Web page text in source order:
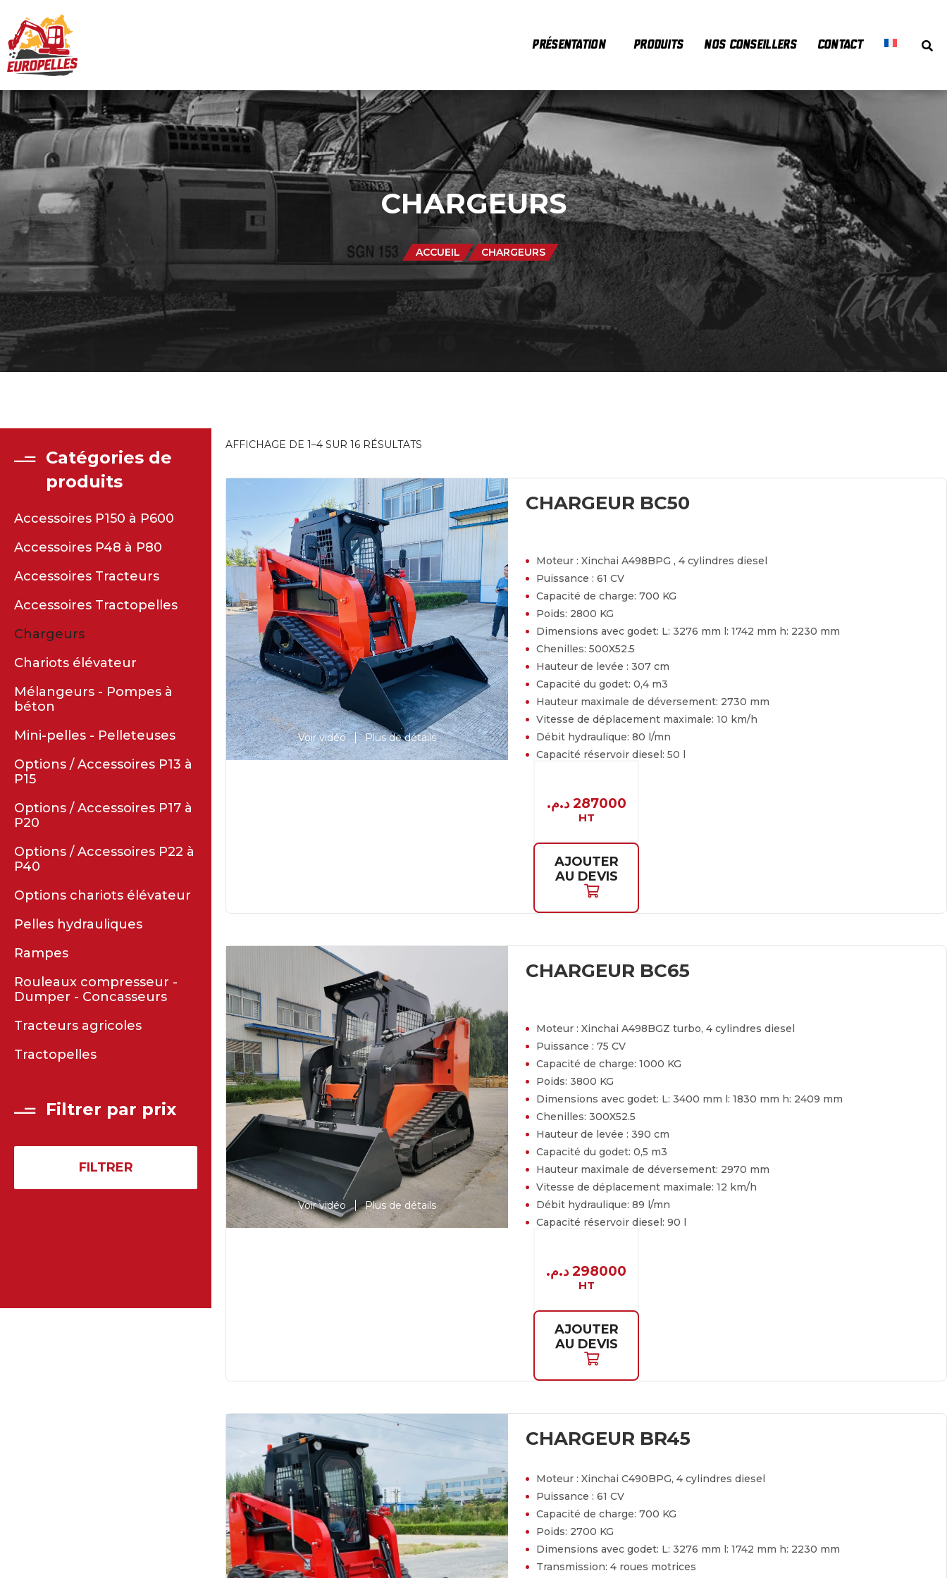
PRÉSENTATION PRODUITS NOS CONSEILLERS CONTACT
CHARGEURS
ACCUEIL CHARGEURS
Catégories de
produits
Accessoires P150 à P600
Accessoires P48 à P80
Accessoires Tracteurs
Accessoires Tractopelles
Chargeurs
Chariots élévateur
Mélangeurs - Pompes à
béton
Mini-pelles - Pelleteuses
Options / Accessoires P13 à
P15
Options / Accessoires P17 à
P20
Options / Accessoires P22 à
P40
Options chariots élévateur
Pelles hydrauliques
Rampes
Rouleaux compresseur -
Dumper - Concasseurs
Tracteurs agricoles
Tractopelles
Filtrer par prix
FILTRER
AFFICHAGE DE 1–4 SUR 16 RÉSULTATS
Voir vidéo Plus de détails
CHARGEUR BC50
Moteur : Xinchai A498BPG , 4 cylindres diesel
Puissance : 61 CV
Capacité de charge: 700 KG
Poids: 2800 KG
Dimensions avec godet:
L: 3276 mm l: 1742 mm h: 2230 mm
Chenilles: 500X52.5
Hauteur de levée : 307 cm
Capacité du godet: 0,4 m3
Hauteur maximale de déversement: 2730 mm
Vitesse de déplacement maximale: 10 km/h
Débit hydraulique: 80 l/mn
Capacité réservoir diesel: 50 l
287000 د.م.
HT
AJOUTER
AU DEVIS
Voir vidéo Plus de détails
CHARGEUR BC65
Moteur : Xinchai A498BGZ turbo, 4 cylindres diesel
Puissance : 75 CV
Capacité de charge: 1000 KG
Poids: 3800 KG
Dimensions avec godet:
L: 3400 mm l: 1830 mm h: 2409 mm
Chenilles: 300X52.5
Hauteur de levée : 390 cm
Capacité du godet: 0,5 m3
Hauteur maximale de déversement: 2970 mm
Vitesse de déplacement maximale: 12 km/h
Débit hydraulique: 89 l/mn
Capacité réservoir diesel: 90 l
298000 د.م.
HT
AJOUTER
AU DEVIS
CHARGEUR BR45
Moteur : Xinchai C490BPG, 4 cylindres diesel
Puissance : 61 CV
Capacité de charge: 700 KG
Poids: 2700 KG
Dimensions avec godet:
L: 3276 mm l: 1742 mm h: 2230 mm
Transmission: 4 roues motrices